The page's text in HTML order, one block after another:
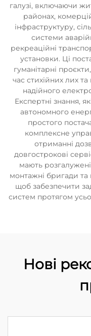
галузі, включаючи
районах,
інфраструктуру,
системи
рекреаційні
установки. Ці
гуманітарні
час стихійних лих та
надійного
Експертні знання,
автономного
простого
комплексне
отриманні
довгострокові
мають
монтажні бригади та
щоб забезпечити
систем протягом
Нові